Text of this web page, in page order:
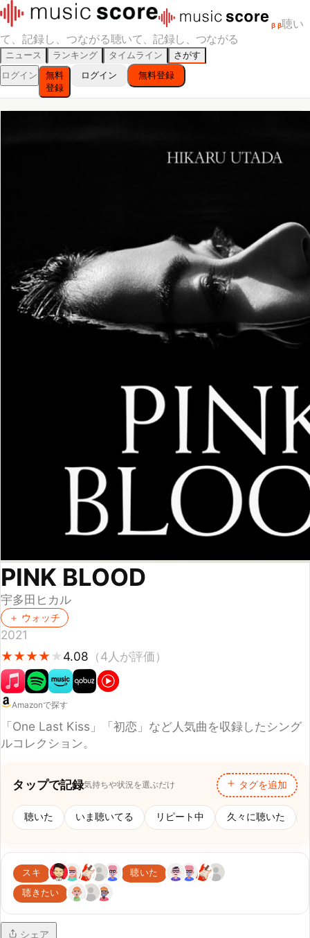
β β聴い
て、記録し、つながる聴いて、記録し、つながる
ニュース ランキング タイムライン
さがす
ログイン
無料
登録
ログイン 無料登録
PINK BLOOD
＋ ウォッチ
2021
★
★★
★★
★★
★★4.08
Amazonで探す
「One Last Kiss」「初恋」など人気曲を収録したシング
ルコレクション。
タップで記録気持ちや状況を選ぶだけ タグを追加
スキ
聴いた
聴きたい
シェア
あなたの評価
このアルバムにスコアをつけてみる